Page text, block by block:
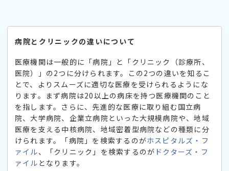
病院とクリニックの違いについて
医療機関は一般的に「病院」と「クリニック（診療所、
医院）」の2つに分けられます。この2つの違いを知るこ
とで、よりスムーズに適切な医療を受けられるようにな
ります。まず病院は20以上の病床を持つ医療機関のこと
を指します。さらに、先進的な医療に取り組む国立病
院、大学病院、企業立病院といった大規模病院や、地域
医療を支える中核病院、地域密着型病院などの種類に分
けられます。「病院」を検索するのがホスピタルズ・フ
ァイル、「クリニック」を検索するのが ドクターズ・フ
ァイル となります。